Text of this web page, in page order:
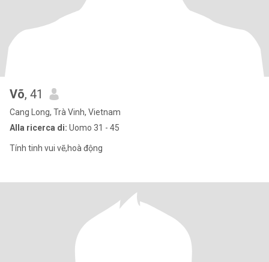
Võ, 41
Cang Long, Trà Vinh, Vietnam
Alla ricerca di: Uomo 31 - 45
Tính tinh vui vẽ,hoà động